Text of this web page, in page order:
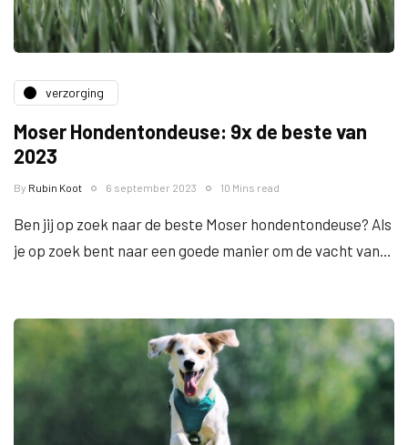
verzorging
Moser Hondentondeuse: 9x de beste van
2023
By Rubin Koot 6 september 2023 10 Mins read
Ben jij op zoek naar de beste Moser hondentondeuse? Als
je op zoek bent naar een goede manier om de vacht van…